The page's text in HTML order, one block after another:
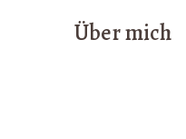
Über mich